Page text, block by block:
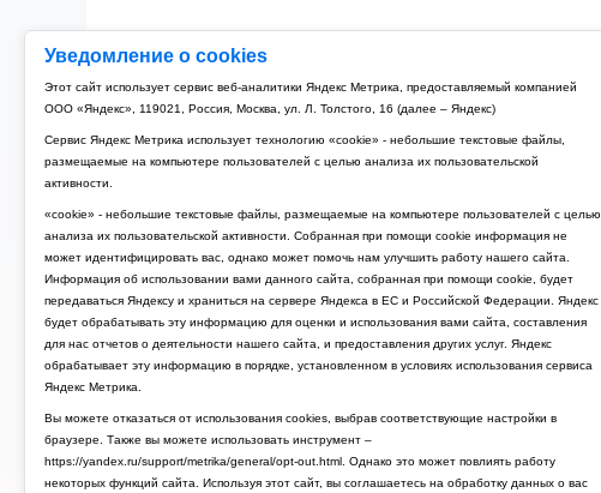
Уведомление о cookies
Этот сайт использует сервис веб-аналитики Яндекс Метрика, предоставляемый компанией
ООО «Яндекс», 119021, Россия, Москва, ул. Л. Толстого, 16 (далее – Яндекс)
Сервис Яндекс Метрика использует технологию «cookie» - небольшие текстовые файлы,
размещаемые на компьютере пользователей с целью анализа их пользовательской
активности.
«cookie» - небольшие текстовые файлы, размещаемые на компьютере пользователей с целью
анализа их пользовательской активности. Собранная при помощи cookie информация не
может идентифицировать вас, однако может помочь нам улучшить работу нашего сайта.
Информация об использовании вами данного сайта, собранная при помощи cookie, будет
передаваться Яндексу и храниться на сервере Яндекса в ЕС и Российской Федерации. Яндекс
будет обрабатывать эту информацию для оценки и использования вами сайта, составления
для нас отчетов о деятельности нашего сайта, и предоставления других услуг. Яндекс
обрабатывает эту информацию в порядке, установленном в условиях использования сервиса
Яндекс Метрика.
Вы можете отказаться от использования cookies, выбрав соответствующие настройки в
браузере. Также вы можете использовать инструмент –
https://yandex.ru/support/metrika/general/opt-out.html. Однако это может повлиять работу
некоторых функций сайта. Используя этот сайт, вы соглашаетесь на обработку данных о вас